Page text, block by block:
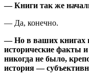
— Книги так же
— Да, конечно.
— Но в ваших книгах
исторические факты
никогда не было,
история —